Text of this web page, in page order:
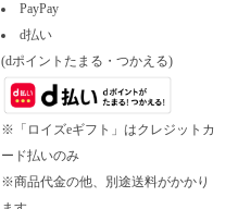
PayPay
d払い
(dポイントたまる・つかえる)
※「ロイズeギフト」はクレジットカ
ード払いのみ
※商品代金の他、別途送料がかかり